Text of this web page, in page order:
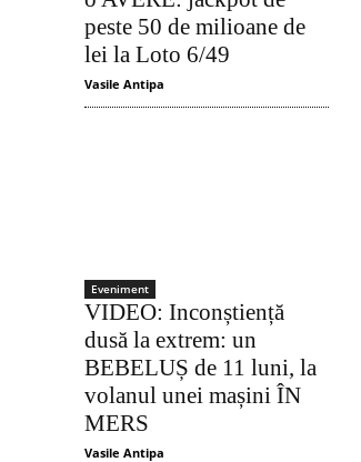
peste 50 de milioane de
lei la Loto 6/49
Vasile Antipa
Eveniment
VIDEO: Inconștiență
dusă la extrem: un
BEBELUȘ de 11 luni, la
volanul unei mașini ÎN
MERS
Vasile Antipa